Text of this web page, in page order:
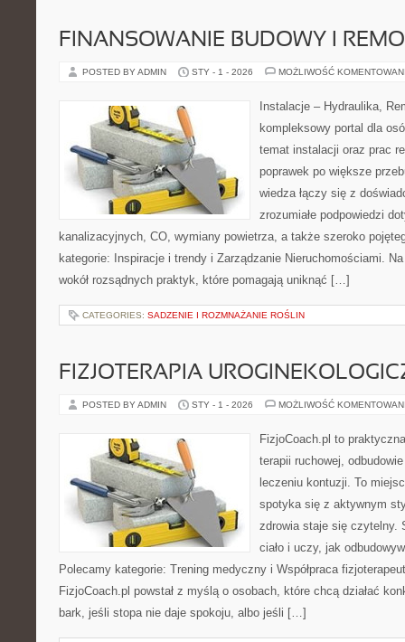
FINANSOWANIE BUDOWY I
POSTED BY ADMIN STY - 1 - 2026 MOŻLIWOŚĆ
Instalacje – Hydraulika,
kompleksowy portal dla
temat instalacji oraz prac
poprawek po większe
wiedza łączy się z
zrozumiałe podpowiedzi
kanalizacyjnych, CO, wymiany powietrza, a także szeroko
kategorie: Inspiracje i trendy i Zarządzanie Nieruchomościami.
wokół rozsądnych praktyk, które pomagają uniknąć […]
CATEGORIES: SADZENIE I ROZMNAŻANIE ROŚLIN
FIZJOTERAPIA
POSTED BY ADMIN STY - 1 - 2026 MOŻLIWOŚĆ
FizjoCoach.pl to
terapii ruchowej,
leczeniu kontuzji. To
spotyka się z aktywnym
zdrowia staje się czytelny.
ciało i uczy, jak
Polecamy kategorie: Trening medyczny i Współpraca
FizjoCoach.pl powstał z myślą o osobach, które chcą działać
bark, jeśli stopa nie daje spokoju, albo jeśli […]